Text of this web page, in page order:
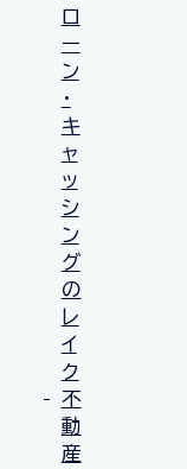
ロ
ー
ン
・
キ
ャ
ッ
シ
ン
グ
の
レ
イ
ク
不
動
産